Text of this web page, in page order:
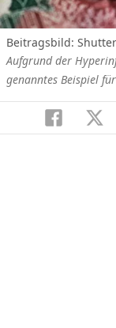
Beitragsbild:
Aufgrund der
genanntes Beispiel